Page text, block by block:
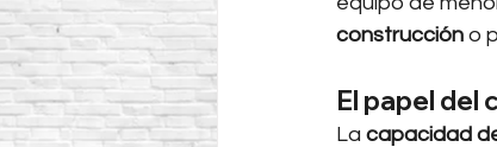
construcción o
El papel del
La capacidad